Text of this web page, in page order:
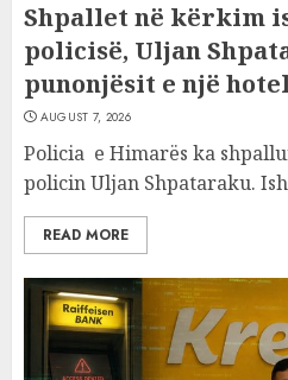
Shpallet në kërkim
policisë, Uljan
punonjësit e një
AUGUST 7, 2026
Policia e Himarës ka
policin Uljan Shpataraku.
READ MORE